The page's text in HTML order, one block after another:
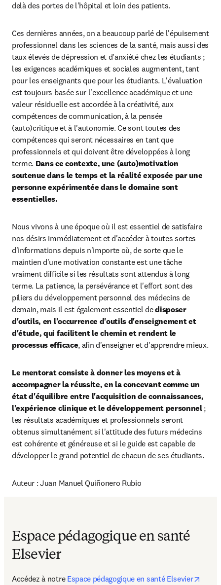
delà des portes de l'hôpital et loin des patients.
Ces dernières années, on a beaucoup parlé de l'épuisement
professionnel dans les sciences de la santé, mais aussi des
taux élevés de dépression et d'anxiété chez les étudiants ;
les exigences académiques et sociales augmentent, tant
pour les enseignants que pour les étudiants. L'évaluation
est toujours basée sur l'excellence académique et une
valeur résiduelle est accordée à la créativité, aux
compétences de communication, à la pensée
(auto)critique et à l'autonomie. Ce sont toutes des
compétences qui seront nécessaires en tant que
professionnels et qui doivent être développées à long
terme. Dans ce contexte, une (auto)motivation
soutenue dans le temps et la réalité exposée par une
personne expérimentée dans le domaine sont
essentielles.
Nous vivons à une époque où il est essentiel de satisfaire
nos désirs immédiatement et d'accéder à toutes sortes
d'informations depuis n'importe où, de sorte que le
maintien d'une motivation constante est une tâche
vraiment difficile si les résultats sont attendus à long
terme. La patience, la persévérance et l'effort sont des
piliers du développement personnel des médecins de
demain, mais il est également essentiel de disposer
d'outils, en l'occurrence d'outils d'enseignement et
d'étude, qui facilitent le chemin et rendent le
processus efficace, afin d'enseigner et d'apprendre mieux.
Le mentorat consiste à donner les moyens et à
accompagner la réussite, en la concevant comme un
état d'équilibre entre l'acquisition de connaissances,
l'expérience clinique et le développement personnel ;
les résultats académiques et professionnels seront
obtenus simultanément si l'attitude des futurs médecins
est cohérente et généreuse et si le guide est capable de
développer le grand potentiel de chacun de ses étudiants.
Auteur : Juan Manuel Quiñonero Rubio
Espace pédagogique en santé
Elsevier
Accédez à notre Espace pédagogique en santé Elsevier